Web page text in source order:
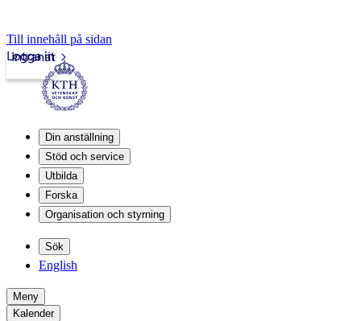
Till innehåll på sidan
Intranät
Logga in
Din anställning
Stöd och service
Utbilda
Forska
Organisation och styrning
Sök
English
Meny
Kalender